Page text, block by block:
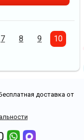
7 8 9
10
доставка от